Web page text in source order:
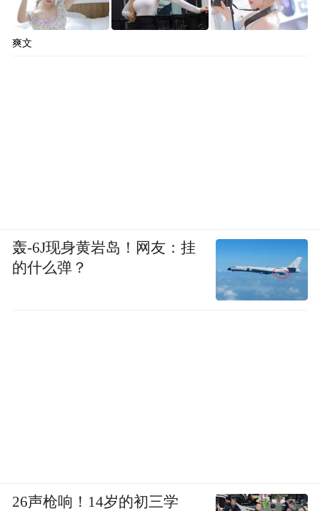
爽文
轰-6J现身黄岩岛！网友：挂
的什么弹？
26声枪响！14岁的初三学